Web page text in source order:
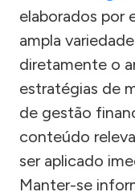
elaborados por
ampla
diretamente o
estratégias de
de gestão
conteúdo
ser aplicado
Manter-se